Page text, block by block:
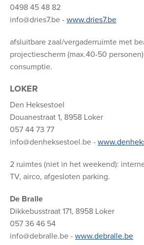
0498 45 48 82
info@dries7.be - www.dries7.be
afsluitbare zaal/vergaderruimte met
projectiescherm (max.40-50
consumptie.
LOKER
Den Heksestoel
Douanestraat 1, 8958 Loker
057 44 73 77
info@denheksestoel.be -
2 ruimtes (niet in het weekend):
TV, airco, afgesloten parking.
De Bralle
Dikkebusstraat 171, 8958 Loker
057 36 46 54
info@debralle.be - www.debralle.be